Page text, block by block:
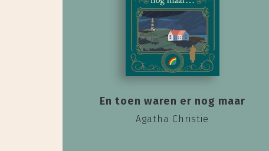
En toen waren er nog maar
Agatha Christie